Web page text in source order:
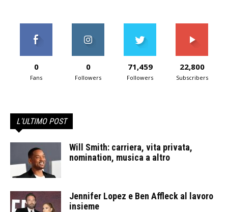
0
Fans
0
Followers
71,459
Followers
22,800
Subscribers
L'ULTIMO POST
Will Smith: carriera, vita privata,
nomination, musica a altro
Jennifer Lopez e Ben Affleck al lavoro
insieme